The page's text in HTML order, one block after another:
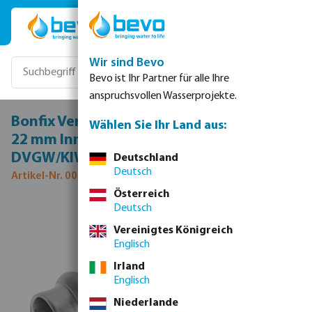
Zum Hauptinhalt springen
Bonfix Verschraubung Edelstahl 316L 1" x
22 mm Innengewinde x Pressmuffe 16bar
DVGW/KIWA
Artikel-Nr. 0085068
Bildergalerie überspringen
Wir sind Bevo
Bevo ist Ihr Partner für alle Ihre
anspruchsvollen Wasserprojekte.
Wählen Sie Ihr Land aus:
Deutschland
Deutsch
Österreich
Deutsch
Vereinigtes Königreich
Englisch
Irland
Englisch
Niederlande